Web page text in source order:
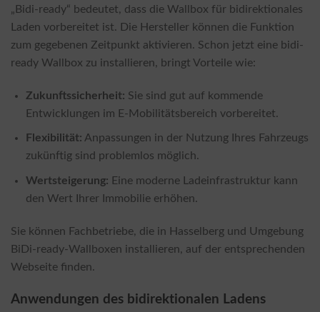
„Bidi-ready“ bedeutet, dass die Wallbox für bidirektionales
Laden vorbereitet ist. Die Hersteller können die Funktion
zum gegebenen Zeitpunkt aktivieren. Schon jetzt eine bidi-
ready Wallbox zu installieren, bringt Vorteile wie:
Zukunftssicherheit: Sie sind gut auf kommende
Entwicklungen im E-Mobilitätsbereich vorbereitet.
Flexibilität: Anpassungen in der Nutzung Ihres Fahrzeugs
zukünftig sind problemlos möglich.
Wertsteigerung: Eine moderne Ladeinfrastruktur kann
den Wert Ihrer Immobilie erhöhen.
Sie können Fachbetriebe, die in Hasselberg und Umgebung
BiDi-ready-Wallboxen installieren, auf der entsprechenden
Webseite finden.
Anwendungen des bidirektionalen Ladens